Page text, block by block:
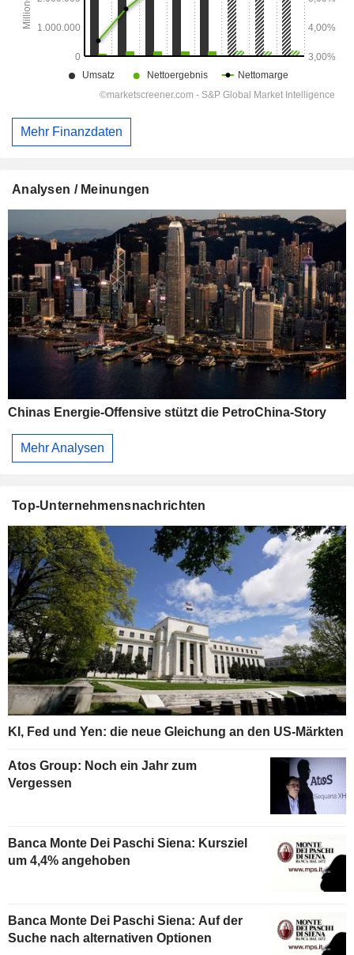
Mehr Finanzdaten
Analysen / Meinungen
Chinas Energie-Offensive stützt die PetroChina-Story
Mehr Analysen
Top-Unternehmensnachrichten
KI, Fed und Yen: die neue Gleichung an den US-Märkten
Atos Group: Noch ein Jahr zum
Vergessen
Banca Monte Dei Paschi Siena: Kursziel
um 4,4% angehoben
Banca Monte Dei Paschi Siena: Auf der
Suche nach alternativen Optionen